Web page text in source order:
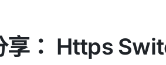
享： Https